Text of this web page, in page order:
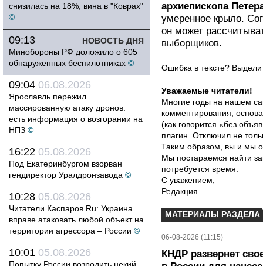
снизилась на 18%, вина в "Коврах"
©
НОВОСТЬ ДНЯ
09:13
Минобороны РФ доложило о 605
обнаруженных беспилотниках ©
09:04 06.08.2026
Ярославль пережил
массированную атаку дронов:
есть информация о возгорании на
НПЗ ©
16:22 05.08.2026
Под Екатеринбургом взорван
гендиректор Уралдронзавода ©
10:28 05.08.2026
Читатели Каспаров.Ru: Украина
вправе атаковать любой объект на
территории агрессора – России ©
10:01 05.08.2026
архиепископа
умеренное крыло.
он может
выборщиков.
Ошибка в тексте?
Уважаемые читатели!
Многие годы на нашем
комментирования,
(как говорится «без
плагин . Отключил не
Таким образом, вы и мы
Мы постараемся найти
потребуется время.
С уважением,
Редакция
МАТЕРИАЛЫ РАЗДЕЛА
06-08-2026 (11:15)
КНДР развернет